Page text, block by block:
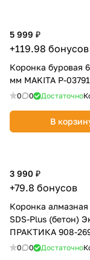
5 999 ₽
+119.98 бонусов
Коронка буровая
мм MAKITA P-03791
0 0 Достаточно
В
3 990 ₽
+79.8 бонусов
Коронка
SDS-Plus (бетон)
ПРАКТИКА 908-
0 0 Достаточно
по 25%